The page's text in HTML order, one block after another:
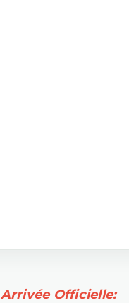
Arrivée Officielle: